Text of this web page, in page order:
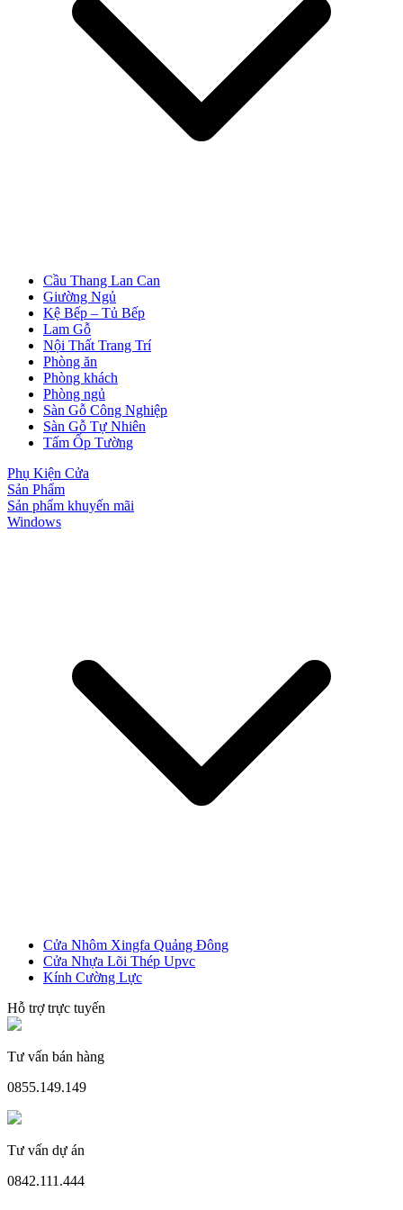
Cầu Thang Lan Can
Giường Ngủ
Kệ Bếp – Tủ Bếp
Lam Gỗ
Nội Thất Trang Trí
Phòng ăn
Phòng khách
Phòng ngủ
Sàn Gỗ Công Nghiệp
Sàn Gỗ Tự Nhiên
Tấm Ốp Tường
Phụ Kiện Cửa
Sản Phẩm
Sản phẩm khuyến mãi
Windows
Cửa Nhôm Xingfa Quảng Đông
Cửa Nhựa Lõi Thép Upvc
Kính Cường Lực
Hỗ trợ trực tuyến
Tư vấn bán hàng
0855.149.149
Tư vấn dự án
0842.111.444